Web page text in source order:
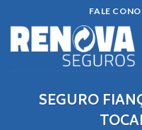
to
content
FALE
SEGURO